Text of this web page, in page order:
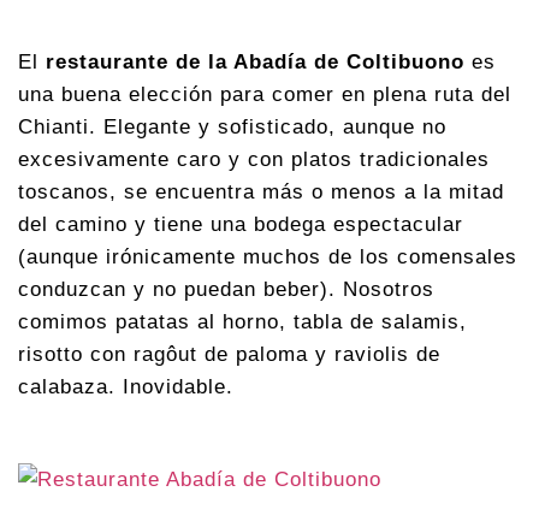
El restaurante de la Abadía de Coltibuono es
una buena elección para comer en plena ruta del
Chianti. Elegante y sofisticado, aunque no
excesivamente caro y con platos tradicionales
toscanos, se encuentra más o menos a la mitad
del camino y tiene una bodega espectacular
(aunque irónicamente muchos de los comensales
conduzcan y no puedan beber). Nosotros
comimos patatas al horno, tabla de salamis,
risotto con ragôut de paloma y raviolis de
calabaza. Inovidable.